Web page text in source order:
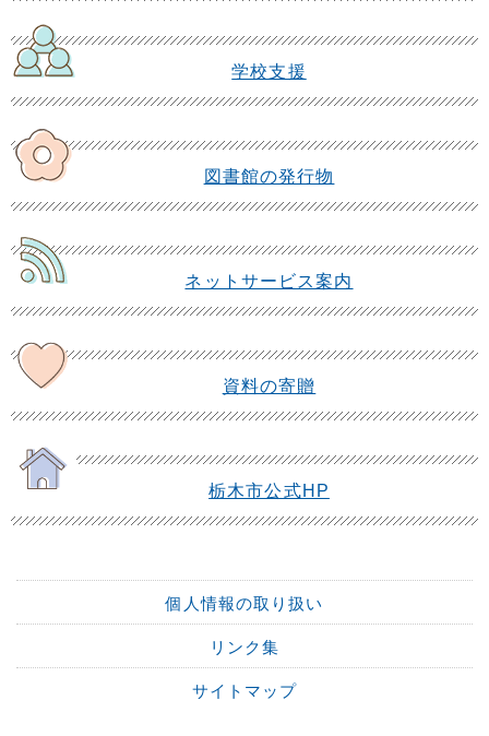
学校支援
図書館の発行物
ネットサービス案内
資料の寄贈
栃木市公式HP
個人情報の取り扱い
リンク集
サイトマップ